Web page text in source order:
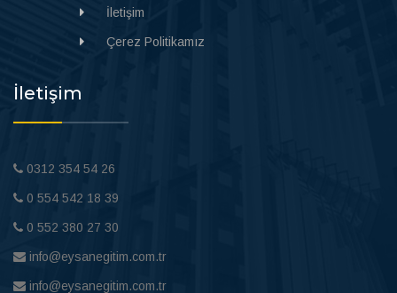
İletişim
Çerez Politikamız
İletişim
0312 354 54 26
0 554 542 18 39
0 552 380 27 30
info@eysanegitim.com.tr
info@eysanegitim.com.tr